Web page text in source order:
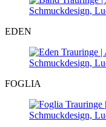
EDEN
FOGLIA